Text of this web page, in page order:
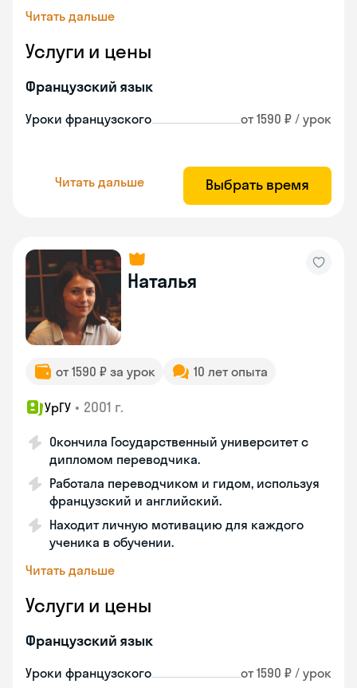
Читать дальше
Услуги и цены
Французский язык
Уроки французского от 1590 ₽ / урок
Читать дальше Выбрать время
Наталья
от 1590 ₽ за урок 10 лет опыта
УрГУ • 2001 г.
Окончила Государственный университет с
дипломом переводчика.
Работала переводчиком и гидом, используя
французский и английский.
Находит личную мотивацию для каждого
ученика в обучении.
Читать дальше
Услуги и цены
Французский язык
Уроки французского от 1590 ₽ / урок